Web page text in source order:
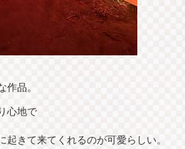
品。
心地で
きて来てくれるのが可愛らしい。